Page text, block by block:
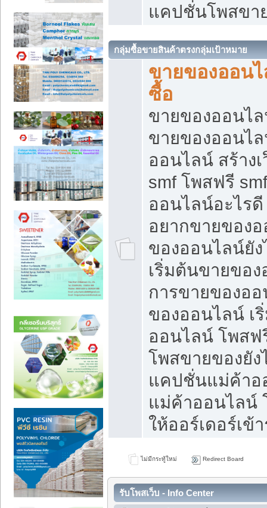
แคปชั่นโพสขา
กลุ่มซื้อขายสินค้าตรงกลุ่มเป้าหมาย
ขายของออน
ซื้อ
ขายของออนไล
ขายของออนไ
ออนไลน์ สร้าง
smf โพสฟรี
ออนไลน์อะไร
อยากขายของ
ของออนไลน์ยั
เริ่มต้นขายของ
การขายของอ
ของออนไลน์ เ
ออนไลน์ โพส
โพสขายของยัง
แคปชั่นแม่ค้า
แม่ค้าออนไลน์
ให้ออร์เดอร์เข้
ไม่มีกระทู้ใหม่ Redirect Board
รับโพสเว็บ - Info Center